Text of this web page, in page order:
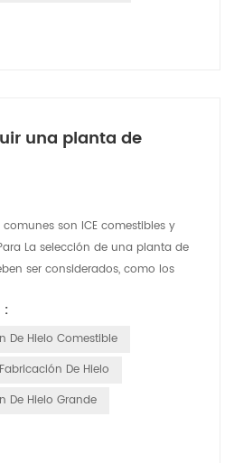
una planta de
son ICE comestibles y
La selección de una planta de
ser considerados, como los
:
De Hielo Comestible
De Hielo
De Hielo Grande